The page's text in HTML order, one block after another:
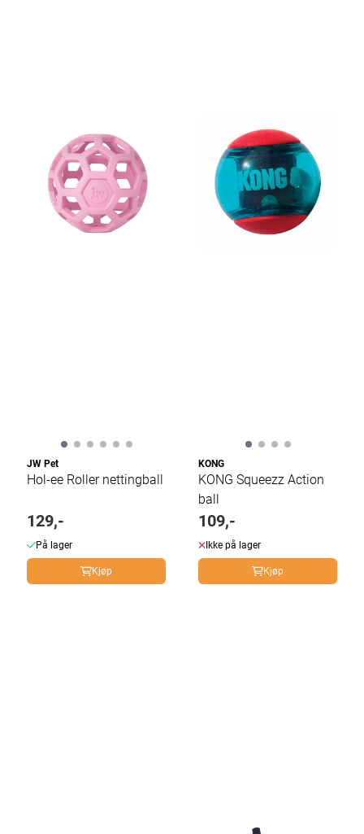
JW Pet
Hol-ee Roller nettingball
129,-
På lager
Kjøp
KONG
KONG Squeezz Action
ball
109,-
Ikke på lager
Kjøp